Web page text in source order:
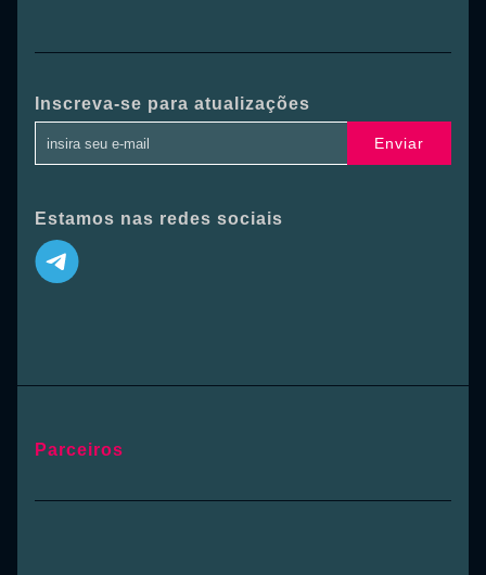
Inscreva-se para atualizações
Enviar
Estamos nas redes sociais
Parceiros